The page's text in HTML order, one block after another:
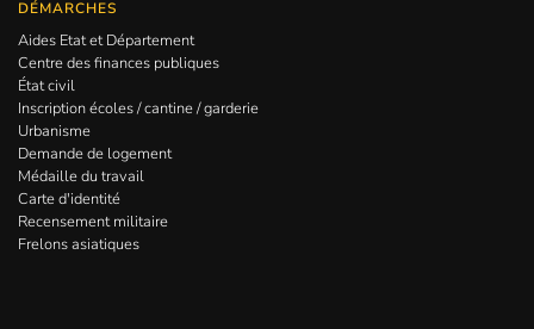
DÉMARCHES
Aides Etat et Département
Centre des finances publiques
État civil
Inscription écoles / cantine / garderie
Urbanisme
Demande de logement
Médaille du travail
Carte d'identité
Recensement militaire
Frelons asiatiques